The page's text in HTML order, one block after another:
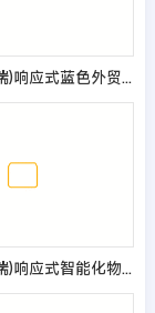
(自适应手机端)响应式蓝色外贸英文网站模板
(自适应手机端)响应式智能化物流设备类网站pbootcms模板 HTML5蓝色人工智能设备网站源码